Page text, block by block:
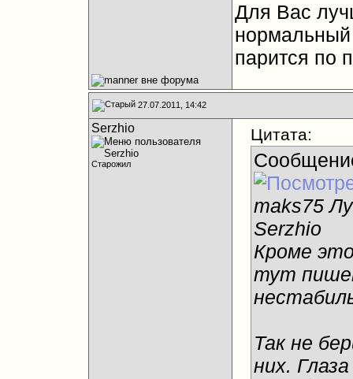
Для Вас
парится по
27.07.2011, 14:42
Serzhio
Старожил
Цитата:
maks75
Serzhio
Кроме
тут
Так не
них.